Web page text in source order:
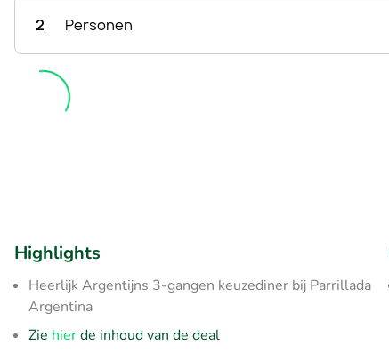
2 Personen
Highlights
Heerlijk Argentijns 3-gangen keuzediner bij Parrillada
Argentina
Zie hierde inhoud van de deal